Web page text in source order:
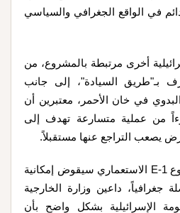
في الواقع الجغرافي والسياسي
أخرى مرتبطة بالمشروع، من
بـ"طريق السيادة"، إلى جانب
في خان الأحمر، معتبرين أن
من عملية متسارعة تهدف إلى
يصعب التراجع عنها مستقبلاً.
وأكد النواب أن تنفيذ مشروع E-1 الاستعماري سيقوض إمكانية
جغرافياً، داعين وزارة الخارجية
الإسرائيلية بشكل واضح بأن